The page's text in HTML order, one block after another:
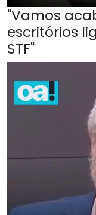
"Vamos
escritórios
STF"